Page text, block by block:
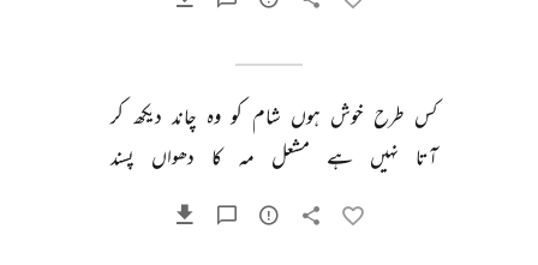
کس طرح خوش ہوں شام کو وہ چاند دیکھ کر
آتا
نہیں ہے مشعل مہ کا دھواں پسند